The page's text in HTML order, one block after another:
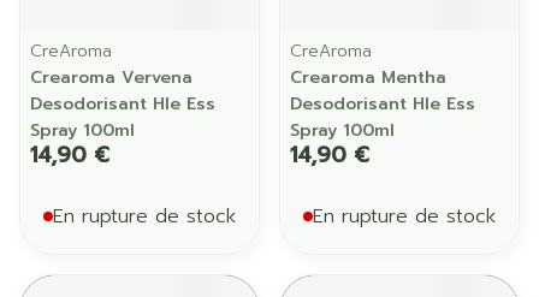
CreAroma
Crearoma Vervena
Desodorisant Hle Ess
Spray 100ml
14,90 €
En rupture de stock
CreAroma
Crearoma Mentha
Desodorisant Hle Ess
Spray 100ml
14,90 €
En rupture de stock